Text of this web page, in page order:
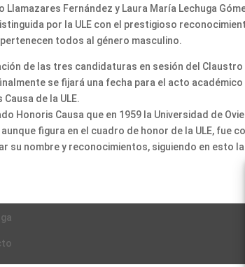
Fernández y Laura María Lechuga
por la ULE con el prestigioso
todos al género masculino.
de las tres candidaturas en sesión del
se fijará una fecha para el acto académico
de la ULE.
Honoris Causa que en 1959 la Universidad de
figura en el cuadro de honor de la ULE, fue
su nombre y reconocimientos, siguiendo en esto